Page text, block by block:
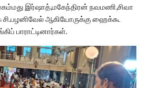
இர்ஷாத்,மகேந்திரன் நவமணி,சிவா
ஆகியோருக்கு ஹைக்கூ
பாராட்டினார்கள்.